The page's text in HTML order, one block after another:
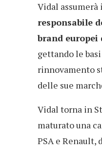
Vidal
responsabile
brand
gettando le
rinnovamento
delle sue
Vidal torna in
maturato una
PSA e Renault,